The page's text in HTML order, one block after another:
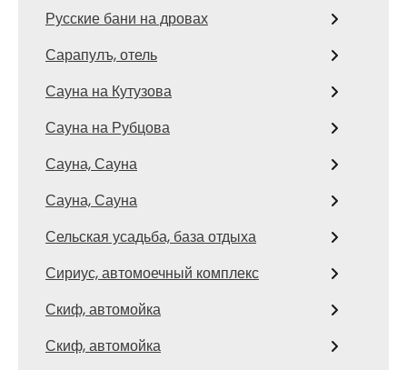
Русские бани на дровах
Сарапулъ, отель
Сауна на Кутузова
Сауна на Рубцова
Сауна, Сауна
Сауна, Сауна
Сельская усадьба, база отдыха
Сириус, автомоечный комплекс
Скиф, автомойка
Скиф, автомойка